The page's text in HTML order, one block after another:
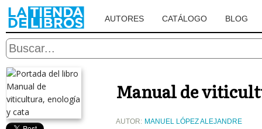
AUTORES CATÁLOGO BLOG
Manual de
AUTOR: MANUEL LÓPEZ ALEJANDRE